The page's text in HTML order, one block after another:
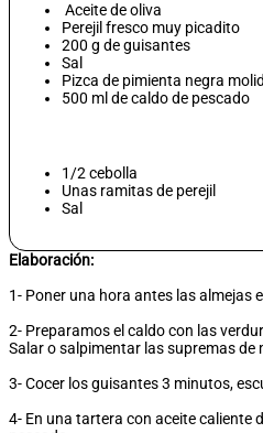
Aceite de oliva
Perejil fresco muy picadito
200 g de guisantes
Sal
Pizca de pimienta negra
500 ml de caldo de pescado
1/2 cebolla
Unas ramitas de perejil
Sal
Elaboración:
1- Poner una hora antes las almejas
2- Preparamos el caldo con las
Salar o salpimentar las supremas de
3- Cocer los guisantes 3 minutos,
4- En una tartera con aceite caliente